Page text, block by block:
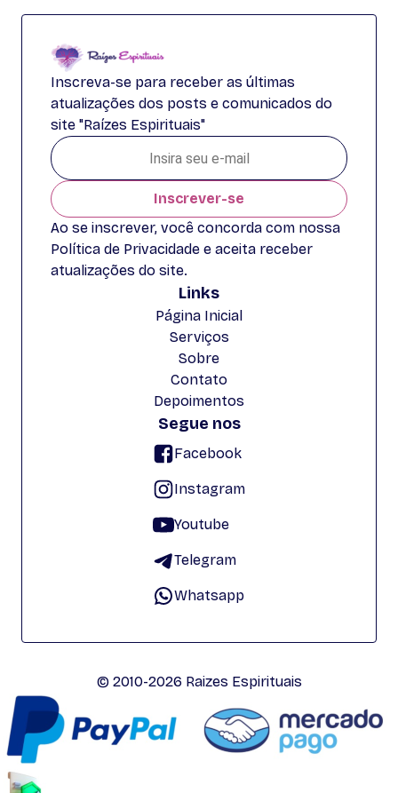
Inscreva-se para receber as últimas
atualizações dos posts e comunicados do
site "Raízes Espirituais"
Inscrever-se
Ao se inscrever, você concorda com nossa
Política de Privacidade e aceita receber
atualizações do site.
Links
Página Inicial
Serviços
Sobre
Contato
Depoimentos
Segue nos
Facebook
Instagram
Youtube
Telegram
Whatsapp
© 2010-2026 Raizes Espirituais